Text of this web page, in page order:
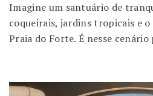
Imagine um santuário de
coqueirais, jardins tropicais e o
Praia do Forte. É nesse